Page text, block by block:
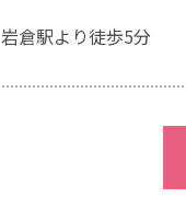
岩倉駅より徒歩5分